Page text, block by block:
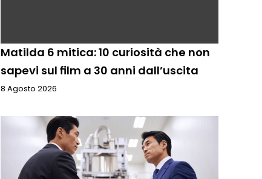
Matilda 6 mitica: 10 curiosità che non
sapevi sul film a 30 anni dall’uscita
8 Agosto 2026